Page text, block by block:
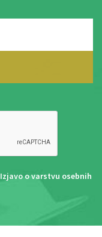
Izjavo o varstvu osebnih